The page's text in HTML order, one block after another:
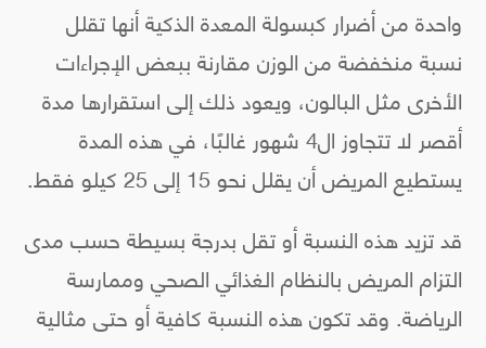
واحدة من أضرار كبسولة المعدة الذكية أنها تقلل
نسبة منخفضة من الوزن مقارنة ببعض الإجراءات
الأخرى مثل البالون، ويعود ذلك إلى استقرارها مدة
أقصر لا تتجاوز ال4 شهور غالبًا، في هذه المدة
يستطيع المريض أن يقلل نحو 15 إلى 25 كيلو فقط.
قد تزيد هذه النسبة أو تقل بدرجة بسيطة حسب مدى
التزام المريض بالنظام الغذائي الصحي وممارسة
الرياضة. وقد تكون هذه النسبة كافية أو حتى مثالية